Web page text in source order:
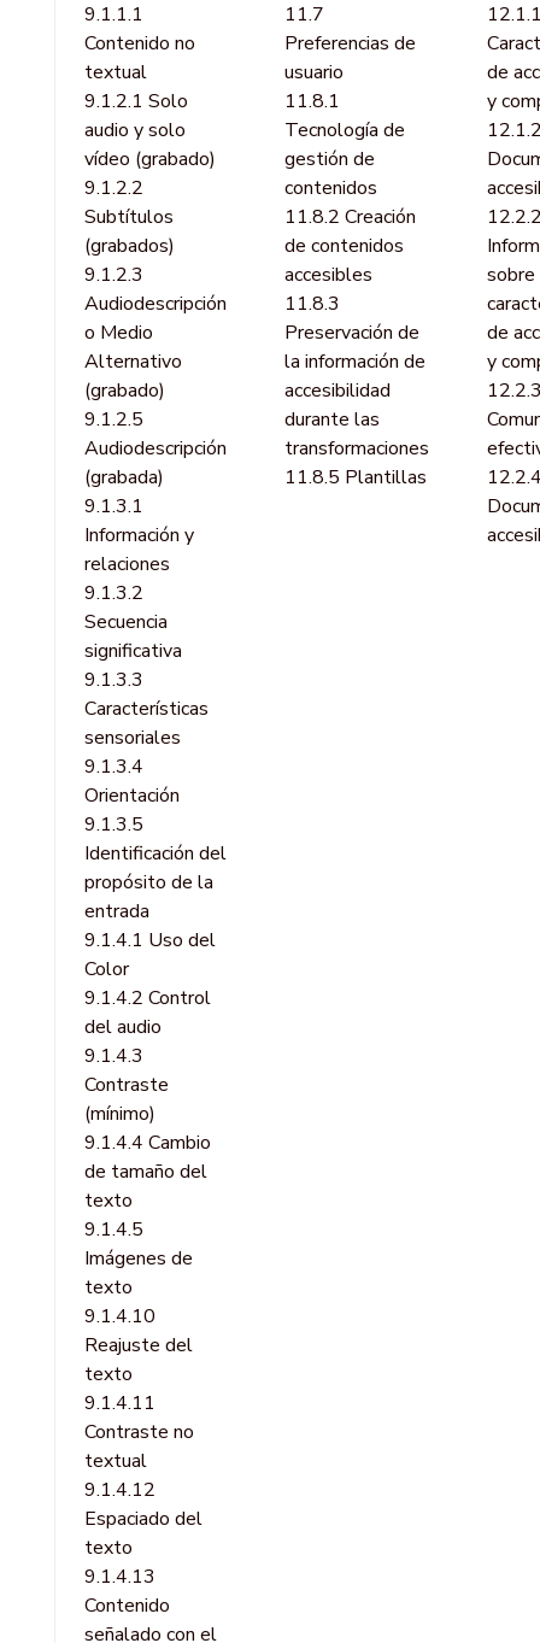
9.1.1.1
Contenido no
textual
9.1.2.1 Solo
audio y solo
vídeo (grabado)
9.1.2.2
Subtítulos
(grabados)
9.1.2.3
Audiodescripción
o Medio
Alternativo
(grabado)
9.1.2.5
Audiodescripción
(grabada)
9.1.3.1
Información y
relaciones
9.1.3.2
Secuencia
significativa
9.1.3.3
Características
sensoriales
9.1.3.4
Orientación
9.1.3.5
Identificación del
propósito de la
entrada
9.1.4.1 Uso del
Color
9.1.4.2 Control
del audio
9.1.4.3
Contraste
(mínimo)
9.1.4.4 Cambio
de tamaño del
texto
9.1.4.5
Imágenes de
texto
9.1.4.10
Reajuste del
texto
9.1.4.11
Contraste no
textual
9.1.4.12
Espaciado del
texto
9.1.4.13
Contenido
señalado con el
11.7
Preferencias de
usuario
11.8.1
Tecnología de
gestión de
contenidos
11.8.2 Creación
de contenidos
accesibles
11.8.3
Preservación de
la información de
accesibilidad
durante las
transformaciones
11.8.5 Plantillas
de
y
sobre
de
y